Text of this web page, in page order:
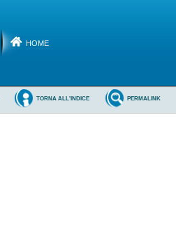
HOME
PERMALINK
TORNA ALL'INDICE